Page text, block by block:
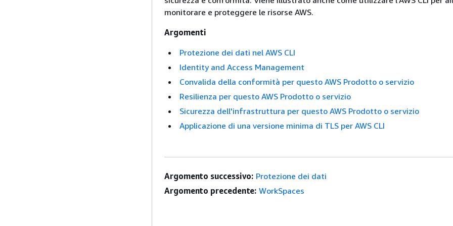
monitorare e proteggere le risorse AWS.
Argomenti
Protezione dei dati nel AWS CLI
Identity and Access Management
Convalida della conformità per questo AWS Prodotto o servizio
Resilienza per questo AWS Prodotto o servizio
Sicurezza dell'infrastruttura per questo AWS Prodotto o servizio
Applicazione di una versione minima di TLS per AWS CLI
Argomento successivo: Protezione dei dati
Argomento precedente: WorkSpaces